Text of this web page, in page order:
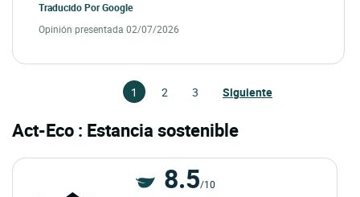
Traducido PorGoogle
Opinión presentada 02/07/2026
1 2 3 Siguiente
Act-Eco : Estancia sostenible
8.5/10